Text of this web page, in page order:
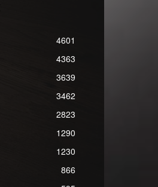
4601
4363
3639
3462
2823
1290
1230
866